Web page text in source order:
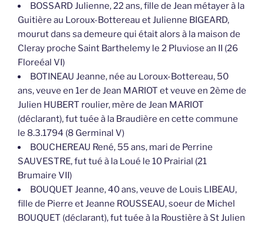
BOSSARD Julienne, 22 ans, fille de Jean métayer à la
Guitière au Loroux-Bottereau et Julienne BIGEARD,
mourut dans sa demeure qui était alors à la maison de
Cleray proche Saint Barthelemy le 2 Pluviose an II (26
Floreéal VI)
BOTINEAU Jeanne, née au Loroux-Bottereau, 50
ans, veuve en 1er de Jean MARIOT et veuve en 2ème de
Julien HUBERT roulier, mère de Jean MARIOT
(déclarant), fut tuée à la Braudière en cette commune
le 8.3.1794 (8 Germinal V)
BOUCHEREAU René, 55 ans, mari de Perrine
SAUVESTRE, fut tué à la Loué le 10 Prairial (21
Brumaire VII)
BOUQUET Jeanne, 40 ans, veuve de Louis LIBEAU,
fille de Pierre et Jeanne ROUSSEAU, soeur de Michel
BOUQUET (déclarant), fut tuée à la Roustière à St Julien